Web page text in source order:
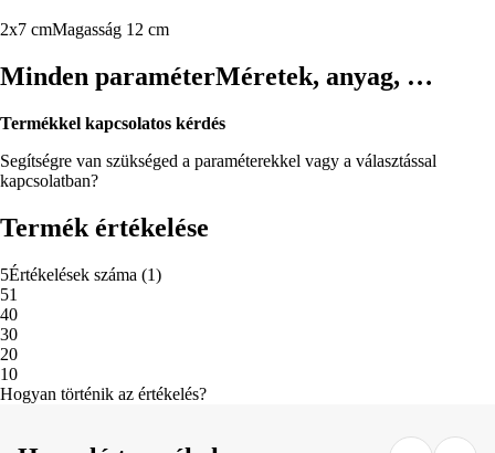
2x7 cmMagasság 12 cm
Minden paraméterMéretek, anyag, …
Termékkel kapcsolatos kérdés
Segítségre van szükséged a paraméterekkel vagy a választással
kapcsolatban?
Termék értékelése
5Értékelések száma (1)
51
40
30
20
10
Hogyan történik az értékelés?